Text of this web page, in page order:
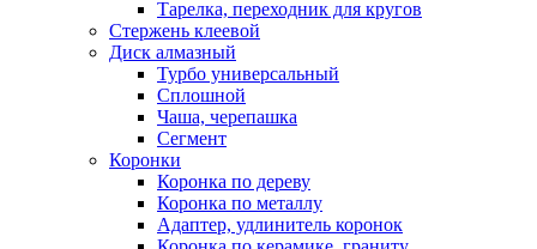
Тарелка, переходник для кругов
Стержень клеевой
Диск алмазный
Турбо универсальный
Сплошной
Чаша, черепашка
Сегмент
Коронки
Коронка по дереву
Коронка по металлу
Адаптер, удлинитель коронок